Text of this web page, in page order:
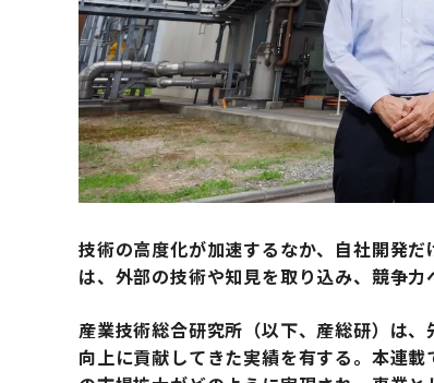
技術の高度化が加速するなか、自社開発
は、外部の技術や知見を取り込み、競争力
産業技術総合研究所（以下、産総研）は
向上に貢献してきた実績を有する。本連